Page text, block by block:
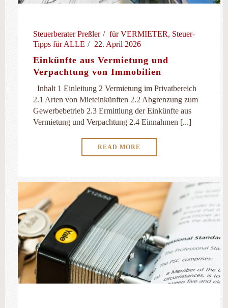
Steuerberater Preßler für VERMIETER, Steuer-
Tipps für ALLE
22. April 2026
Einkünfte aus Vermietung und
Verpachtung von Immobilien
Inhalt 1 Einleitung 2 Vermietung im Privatbereich
2.1 Arten von Mieteinkünften 2.2 Abgrenzung zum
Gewerbebetrieb 2.3 Ermittlung der Einkünfte aus
Vermietung und Verpachtung 2.4 Einnahmen [...]
READ MORE